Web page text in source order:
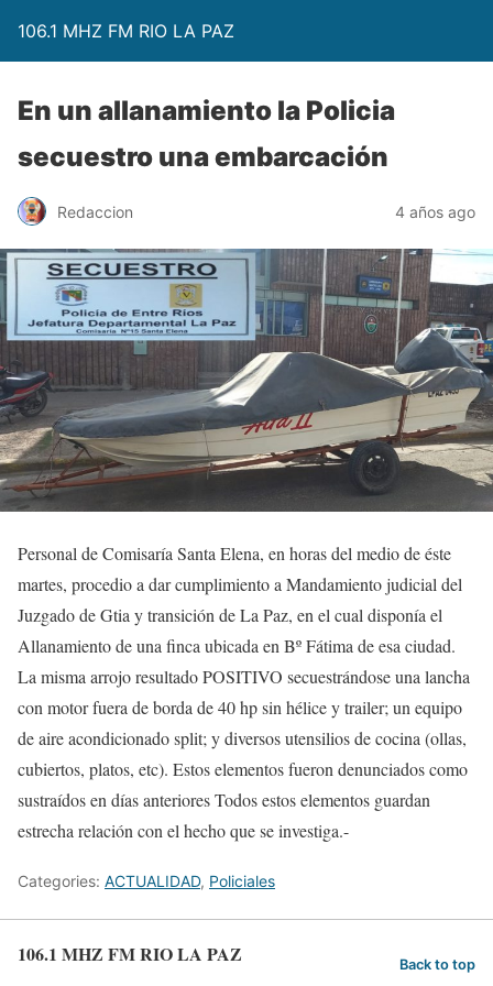
106.1 MHZ FM RIO LA PAZ
En un allanamiento la Policia
secuestro una embarcación
Redaccion 4 años ago
Personal de Comisaría Santa Elena, en horas del medio de éste
martes, procedio a dar cumplimiento a Mandamiento judicial del
Juzgado de Gtia y transición de La Paz, en el cual disponía el
Allanamiento de una finca ubicada en Bº Fátima de esa ciudad.
La misma arrojo resultado POSITIVO secuestrándose una lancha
con motor fuera de borda de 40 hp sin hélice y trailer; un equipo
de aire acondicionado split; y diversos utensilios de cocina (ollas,
cubiertos, platos, etc). Estos elementos fueron denunciados como
sustraídos en días anteriores Todos estos elementos guardan
estrecha relación con el hecho que se investiga.-
Categories: ACTUALIDAD, Policiales
106.1 MHZ FM RIO LA PAZ Back to top